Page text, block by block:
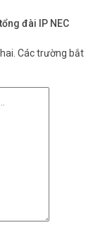
rất hữu ích cho các
thường xuyên đi ra
nhánh như công cụ
có thể được ghi âm
của điện thoại máy
để nhận
đài IP NEC
Các trường bắt